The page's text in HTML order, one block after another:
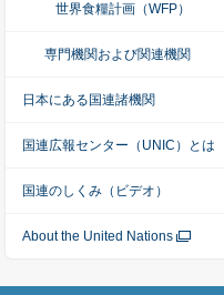
世界食糧計画（WFP）
専門機関および関連機関
日本にある国連諸機関
国連広報センター（UNIC）とは
国連のしくみ（ビデオ）
About the United Nations